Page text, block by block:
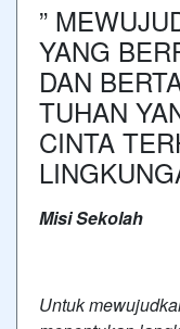
”
YANG
DAN
TUHAN
CINTA
Misi Sekolah
Untuk